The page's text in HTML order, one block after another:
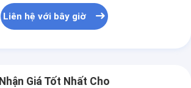
Liên hệ với bây giờ
Nhận Giá Tốt Nhất Cho